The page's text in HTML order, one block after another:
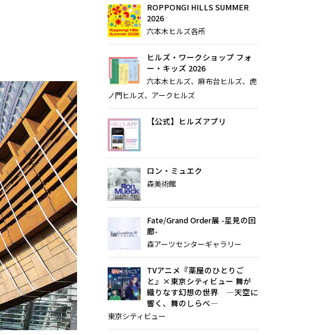
ROPPONGI HILLS SUMMER
2026
六本木ヒルズ各所
ヒルズ・ワークショップ フォ
ー・キッズ 2026
六本木ヒルズ、麻布台ヒルズ、虎
ノ門ヒルズ、アークヒルズ
【公式】ヒルズアプリ
ロン・ミュエク
森美術館
Fate/Grand Order展 -星見の回
廊-
森アーツセンターギャラリー
TVアニメ『薬屋のひとりご
と』×東京シティビュー 舞が
織りなす幻想の世界 ―天空に
響く、舞のしらべ―
東京シティビュー